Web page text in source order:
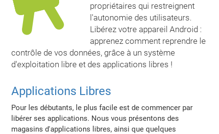
propriétaires qui restreignent
l'autonomie des utilisateurs.
Libérez votre appareil Android :
apprenez comment reprendre le
contrôle de vos données, grâce à un système
d'exploitation libre et des applications libres !
Applications Libres
Pour les débutants, le plus facile est de commencer par
libérer ses applications. Nous vous présentons des
magasins d'applications libres, ainsi que quelques